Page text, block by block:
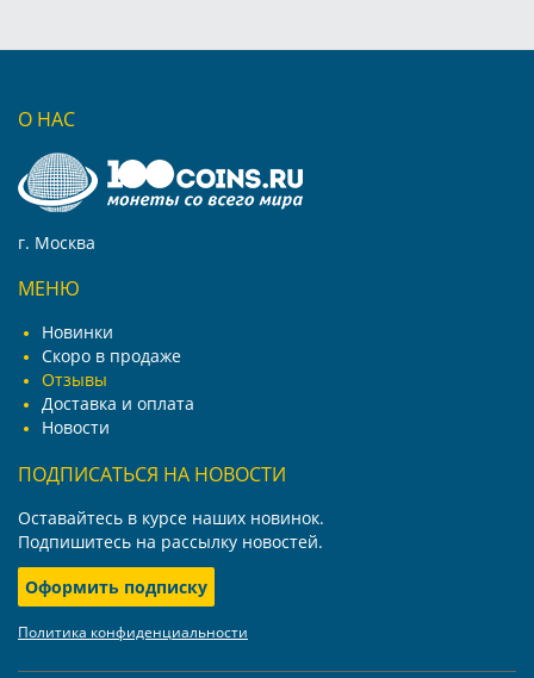
О НАС
г. Москва
МЕНЮ
Новинки
Скоро в продаже
Отзывы
Доставка и оплата
Новости
ПОДПИСАТЬСЯ НА НОВОСТИ
Оставайтесь в курсе наших новинок.
Подпишитесь на рассылку новостей.
Оформить подписку
Политика конфиденциальности